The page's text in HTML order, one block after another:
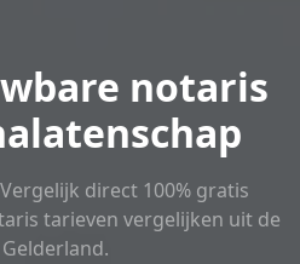
notaris
direct 100% gratis
tarieven vergelijken uit de